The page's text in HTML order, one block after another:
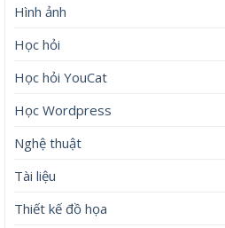
Hình ảnh
Học hỏi
Học hỏi YouCat
Học Wordpress
Nghệ thuật
Tài liệu
Thiết kế đồ họa